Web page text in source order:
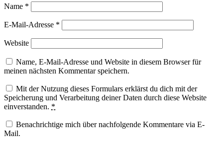
Name *
E-Mail-Adresse *
Website
Name, E-Mail-Adresse und Website in diesem Browser für
meinen nächsten Kommentar speichern.
Mit der Nutzung dieses Formulars erklärst du dich mit der
Speicherung und Verarbeitung deiner Daten durch diese Website
einverstanden. *
Benachrichtige mich über nachfolgende Kommentare via E-
Mail.